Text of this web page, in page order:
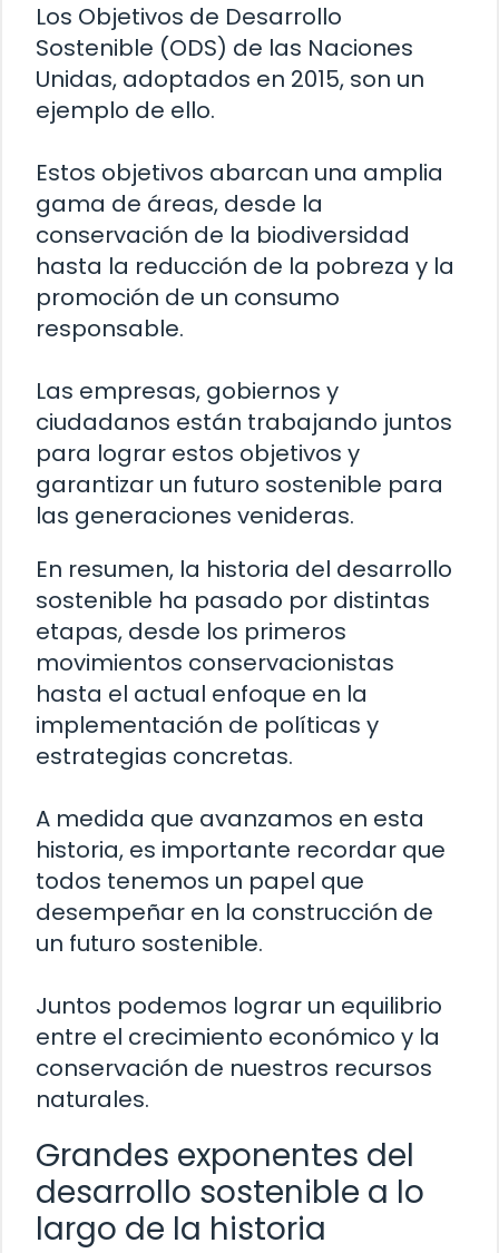
Los Objetivos de Desarrollo
Sostenible (ODS) de las Naciones
Unidas, adoptados en 2015, son un
ejemplo de ello.
Estos objetivos abarcan una amplia
gama de áreas, desde la
conservación de la biodiversidad
hasta la reducción de la pobreza y la
promoción de un consumo
responsable.
Las empresas, gobiernos y
ciudadanos están trabajando juntos
para lograr estos objetivos y
garantizar un futuro sostenible para
las generaciones venideras.
En resumen, la historia del desarrollo
sostenible ha pasado por distintas
etapas, desde los primeros
movimientos conservacionistas
hasta el actual enfoque en la
implementación de políticas y
estrategias concretas.
A medida que avanzamos en esta
historia, es importante recordar que
todos tenemos un papel que
desempeñar en la construcción de
un futuro sostenible.
Juntos podemos lograr un equilibrio
entre el crecimiento económico y la
conservación de nuestros recursos
naturales.
Grandes exponentes del
desarrollo sostenible a lo
largo de la historia